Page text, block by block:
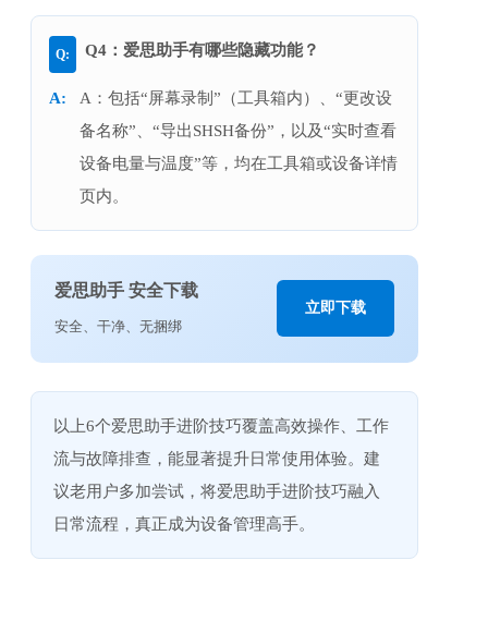
Q4：爱思助手有哪些隐藏功能？
A：包括“屏幕录制”（工具箱内）、“更改设
备名称”、“导出SHSH备份”，以及“实时查看
设备电量与温度”等，均在工具箱或设备详情
页内。
爱思助手 安全下载
安全、干净、无捆绑
立即下载
以上6个爱思助手进阶技巧覆盖高效操作、工作
流与故障排查，能显著提升日常使用体验。建
议老用户多加尝试，将爱思助手进阶技巧融入
日常流程，真正成为设备管理高手。